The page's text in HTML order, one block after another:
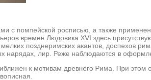
с помпейской росписью, а также
времен Людовика XVI здесь
позднеримских акантов, доспехов
нарядах, лир. Реже наблюдаются в
к мотивам древнего Рима. При